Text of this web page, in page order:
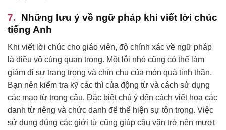
Những lưu ý về ngữ pháp khi viết lời chúc
tiếng Anh
Khi viết lời chúc cho giáo viên, độ chính xác về ngữ pháp
là điều vô cùng quan trọng. Một lỗi nhỏ cũng có thể làm
giảm đi sự trang trọng và chỉn chu của món quà tinh thần.
Bạn nên kiểm tra kỹ các thì của động từ và cách sử dụng
các mạo từ trong câu. Đặc biệt chú ý đến cách viết hoa các
danh từ riêng và chức danh để thể hiện sự tôn trọng. Việc
sử dụng đúng các giới từ cũng giúp câu văn trở nên mượt